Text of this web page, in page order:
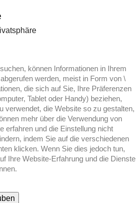
können Informationen in Ihrem
werden, meist in Form von \
die sich auf Sie, Ihre Präferenzen
Tablet oder Handy) beziehen,
verwendet, die Website so zu gestalten,
mehr über die Verwendung von
erfahren und die Einstellung nicht
indem Sie auf die verschiedenen
klicken. Wenn Sie dies jedoch tun,
Ihre Website-Erfahrung und die Dienste